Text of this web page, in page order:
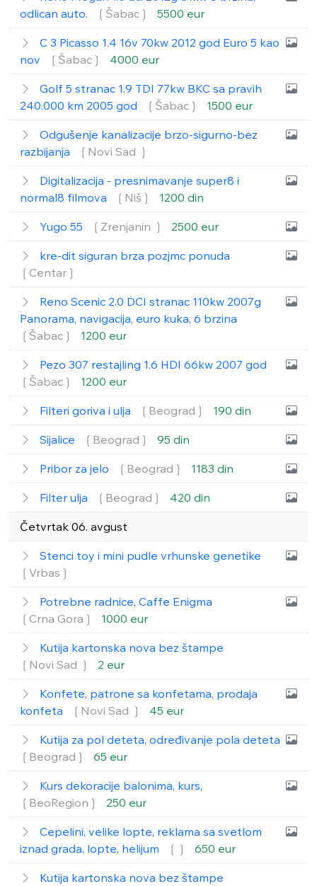
odlican auto.
❲Šabac❳ 5500 eur
C 3 Picasso 1.4 16v 70kw 2012 god Euro 5 kao
nov
❲Šabac❳ 4000 eur
Golf 5 stranac 1.9 TDI 77kw BKC sa pravih
240.000 km 2005 god
❲Šabac❳ 1500 eur
Odgušenje kanalizacije brzo-sigurno-bez
razbijanja
❲Novi Sad ❳
Digitalizacija - presnimavanje super8 i
normal8 filmova
❲Niš❳ 1200 din
Yugo 55 ❲Zrenjanin ❳ 2500 eur
kre-dit siguran brza pozjmc ponuda
❲Centar❳
Reno Scenic 2.0 DCI stranac 110kw 2007g
Panorama, navigacija, euro kuka, 6 brzina
❲Šabac❳
1200 eur
Pezo 307 restajling 1.6 HDI 66kw 2007 god
❲Šabac❳
1200 eur
Filteri goriva i ulja ❲Beograd❳ 190 din
Sijalice ❲Beograd❳ 95 din
Pribor za jelo ❲Beograd❳ 1183 din
Filter ulja ❲Beograd❳ 420 din
Četvrtak 06. avgust
Stenci toy i mini pudle vrhunske genetike
❲Vrbas❳
Potrebne radnice, Caffe Enigma
❲Crna Gora❳
1000 eur
Kutija kartonska nova bez štampe
❲Novi Sad ❳
2 eur
Konfete, patrone sa konfetama, prodaja
konfeta
❲Novi Sad ❳ 45 eur
Kutija za pol deteta, određivanje pola deteta
❲Beograd❳
65 eur
Kurs dekoracije balonima, kurs,
❲BeoRegion❳
250 eur
Cepelini, velike lopte, reklama sa svetlom
iznad grada, lopte, helijum
❲❳ 650 eur
Kutija kartonska nova bez štampe